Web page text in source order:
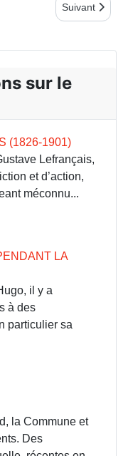
et frères de sangArticle suivant
Suivant
sur le
(1826-1901)
Lefrançais,
et d’action,
méconnu...
LA
il y a
à des
particulier sa
la Commune et
Des